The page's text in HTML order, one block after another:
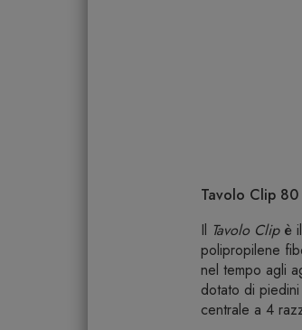
Tavolo Clip
Il Tavolo Clipè il
polipropilene
nel tempo agli
dotato di
centrale a 4